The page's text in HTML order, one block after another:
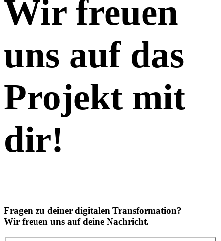
Wir freuen
uns auf das
Projekt mit
dir!
Fragen zu deiner digitalen Transformation?
Wir freuen uns auf deine Nachricht.